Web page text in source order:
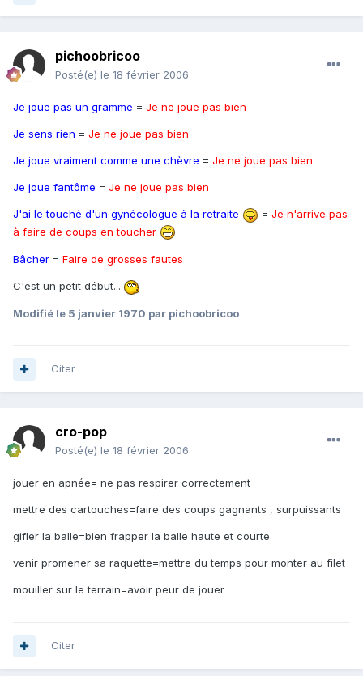
pichoobricoo
Posté(e) le 18 février 2006
Je joue pas un gramme = Je ne joue pas bien
Je sens rien = Je ne joue pas bien
Je joue vraiment comme une chèvre = Je ne joue pas bien
Je joue fantôme = Je ne joue pas bien
J'ai le touché d'un gynécologue à la retraite = Je n'arrive pas
à faire de coups en toucher
Bâcher = Faire de grosses fautes
C'est un petit début...
Modifié le 5 janvier 1970 par pichoobricoo
Citer
cro-pop
Posté(e) le 18 février 2006
jouer en apnée= ne pas respirer correctement
mettre des cartouches=faire des coups gagnants , surpuissants
gifler la balle=bien frapper la balle haute et courte
venir promener sa raquette=mettre du temps pour monter au filet
mouiller sur le terrain=avoir peur de jouer
Citer